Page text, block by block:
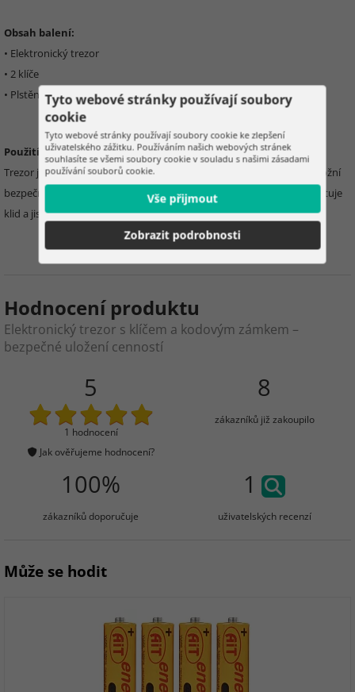
Obsah balení:
• Elektronický trezor
• 2 klíče
• Plstěná vložka pro ochranu šperků
Použití:
Trezor je vhodný pro domácí, kancelářské či hotelové prostředí. Umožní
bezpečné uložení peněz, dokladů, šperků a dalších cenností, a poskytuje
klid a jistotu, že jsou vaše věci chráněny.
Hodnocení produktu
Elektronický trezor s klíčem a kodovým zámkem –
bezpečné uložení cenností
5
1 hodnocení
Jak ověřujeme hodnocení?
8
zákazníků již zakoupilo
100%
zákazníků doporučuje
1
uživatelských recenzí
Může se hodit
Tyto webové stránky používají soubory
cookie
Tyto webové stránky používají soubory cookie ke zlepšení
uživatelského zážitku. Používáním našich webových stránek
souhlasíte se všemi soubory cookie v souladu s našimi zásadami
používání souborů cookie.
Vše přijmout
Zobrazit podrobnosti